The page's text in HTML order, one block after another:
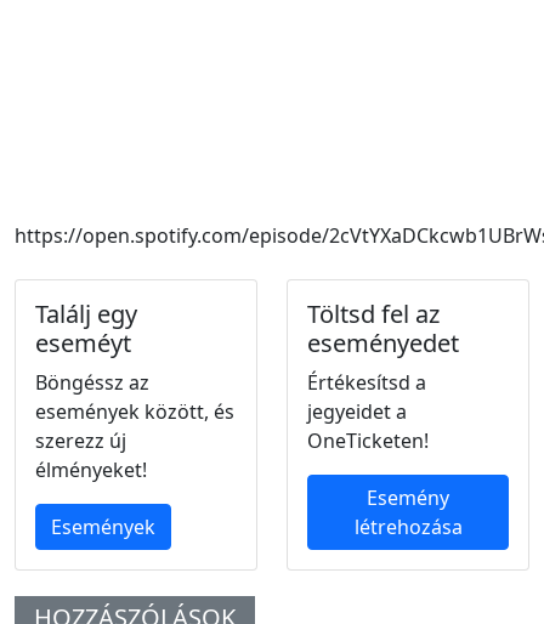
https://open.spotify.com/episode/
Találj egy
eseméyt
Böngéssz az
események között, és
szerezz új
élményeket!
Események
Töltsd fel az
eseményedet
Értékesítsd a
jegyeidet a
OneTicketen!
Esemény
létrehozása